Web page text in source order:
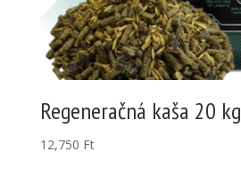
Regeneračná kaša 20 kg
12,750 Ft